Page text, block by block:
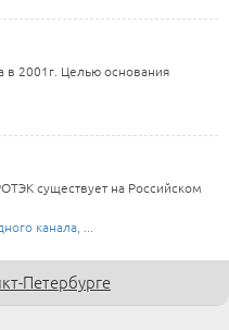
в 2001г. Целью основания
существует на Российском
канала, ...
Петербурге